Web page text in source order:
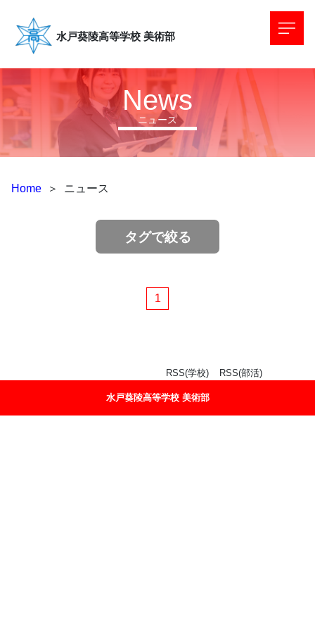
水戸葵陵高等学校 美術部
ニュース
News
Home ＞ ニュース
タグで絞る
1
RSS(部活)
RSS(学校)
水戸葵陵高等学校 美術部